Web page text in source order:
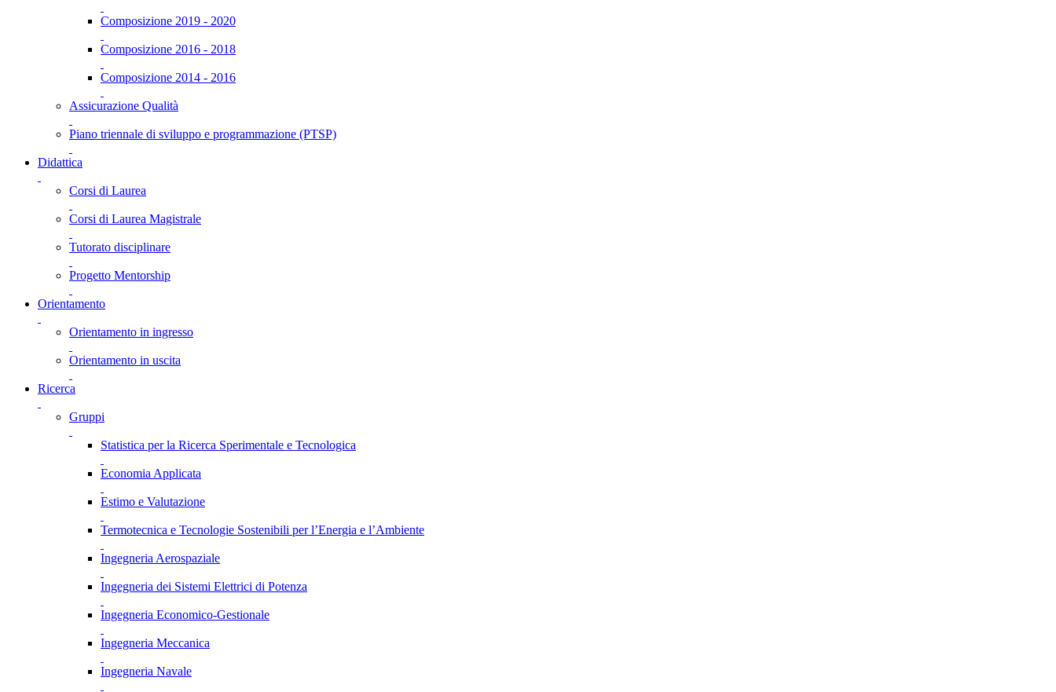
Composizione 2019 - 2020
Composizione 2016 - 2018
Composizione 2014 - 2016
Assicurazione Qualità
Piano triennale di sviluppo e programmazione (PTSP)
Didattica
Corsi di Laurea
Corsi di Laurea Magistrale
Tutorato disciplinare
Progetto Mentorship
Orientamento
Orientamento in ingresso
Orientamento in uscita
Ricerca
Gruppi
Statistica per la Ricerca Sperimentale e Tecnologica
Economia Applicata
Estimo e Valutazione
Termotecnica e Tecnologie Sostenibili per l’Energia e l’Ambiente
Ingegneria Aerospaziale
Ingegneria dei Sistemi Elettrici di Potenza
Ingegneria Economico-Gestionale
Ingegneria Meccanica
Ingegneria Navale